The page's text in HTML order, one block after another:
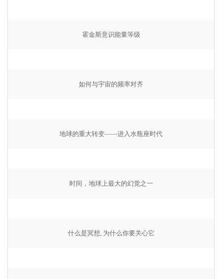
霍金斯意识能量等级
如何与宇宙的频率对齐
地球的重大转变——进入水瓶座时代
时间，地球上最大的幻觉之一
什么是冥想, 为什么你要关心它